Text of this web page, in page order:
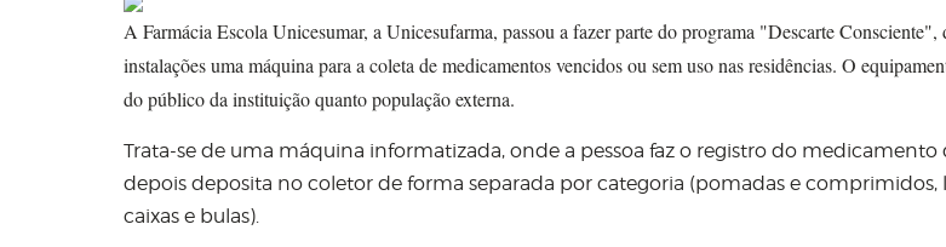
A Farmácia Escola Unicesumar, a Unicesufarma, passou a fazer parte do programa "Descarte
instalações uma máquina para a coleta de medicamentos vencidos ou sem uso nas residências. O
do público da instituição quanto população externa.
Trata-se de uma máquina informatizada, onde a pessoa faz o registro do medicamento
depois deposita no coletor de forma separada por categoria (pomadas e comprimidos,
caixas e bulas).